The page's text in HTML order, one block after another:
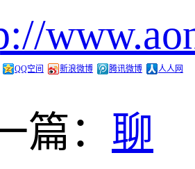
QQ空间 新浪微博 腾讯微博
人人网
篇： 聊